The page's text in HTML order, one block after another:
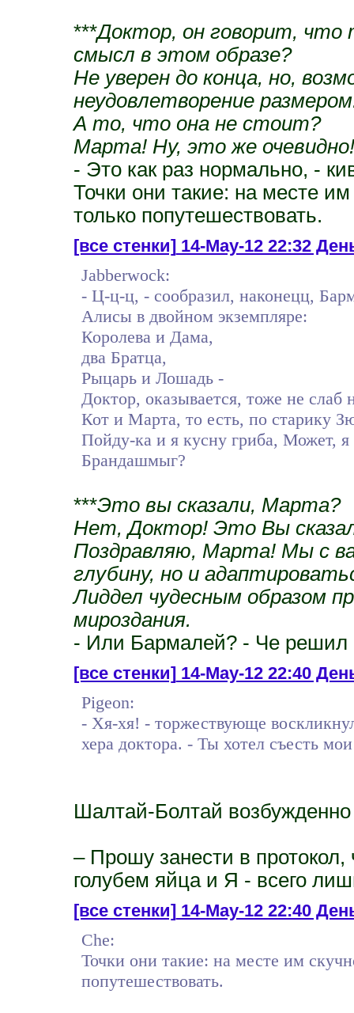
***Доктор, он говорит, что
смысл в этом образе?
Не уверен до конца, но,
неудовлетворение
А то, что она не стоит?
Марта! Ну, это же очевидно!
- Это как раз нормально, -
Точки они такие: на месте
только попутешествовать.
[все стенки]14-May-12 22:32
Jabberwock:
- Ц-ц-ц, - сообразил, наконецц,
Алисы в двойном экземпляре:
Королева и Дама,
два Братца,
Рыцарь и Лошадь -
Доктор, оказывается, тоже не
Кот и Марта, то есть, по старику
Пойду-ка и я кусну гриба, Может, я
Брандашмыг?
***Это вы сказали, Марта?
Нет, Доктор! Это Вы
Поздравляю, Марта! Мы с
глубину, но и
Лиддел чудесным образом
мироздания.
- Или Бармалей? - Че решил
[все стенки]14-May-12 22:40
Pigeon:
- Хя-хя! - торжествующе
хера доктора. - Ты хотел съесть
Шалтай-Болтай возбужденно
– Прошу занести в
голубем яйца и Я - всего
[все стенки]14-May-12 22:40
Che:
Точки они такие: на месте им
попутешествовать.